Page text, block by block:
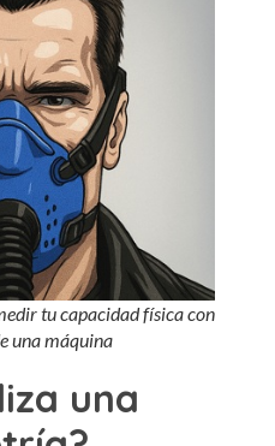
tu capacidad física con
una máquina
una